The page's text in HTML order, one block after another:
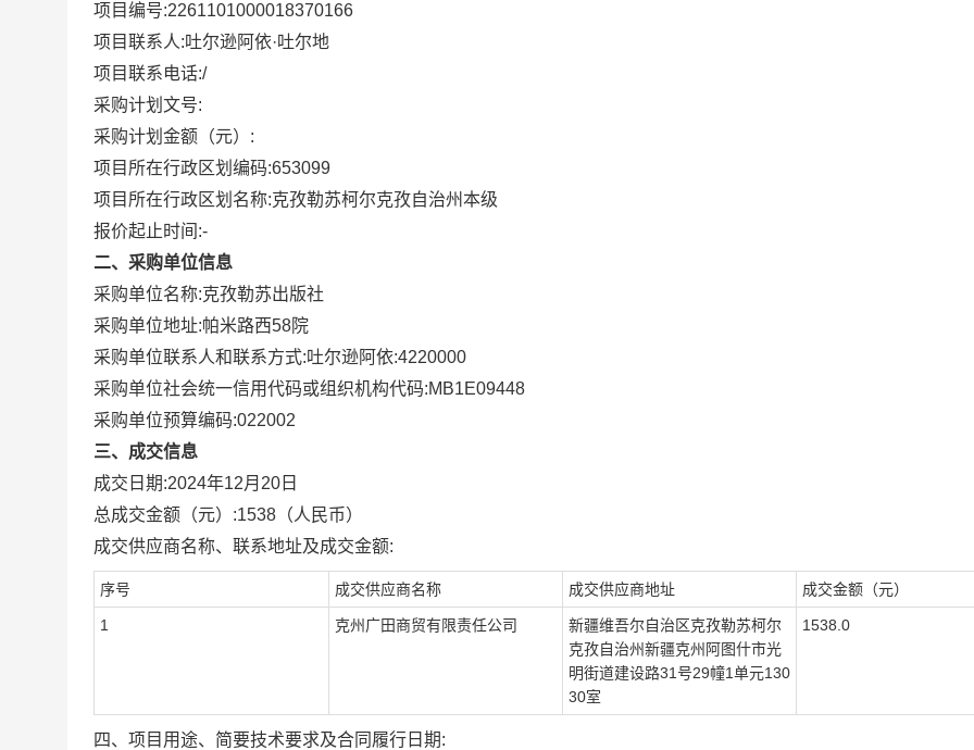
项目编号:2261101000018370166
项目联系人:吐尔逊阿依·吐尔地
项目联系电话:/
采购计划文号:
采购计划金额（元）:
项目所在行政区划编码:653099
项目所在行政区划名称:克孜勒苏柯尔克孜自治州本级
报价起止时间:-
二、采购单位信息
采购单位名称:克孜勒苏出版社
采购单位地址:帕米路西58院
采购单位联系人和联系方式:吐尔逊阿依:4220000
采购单位社会统一信用代码或组织机构代码:MB1E09448
采购单位预算编码:022002
三、成交信息
成交日期:2024年12月20日
总成交金额（元）:1538 （人民币）
成交供应商名称、联系地址及成交金额:
序号 成交供应商名称 成交供应商地址 成交金额（元）
1 克州广田商贸有限责任公司
新疆维吾尔自治区克孜勒苏柯尔
克孜自治州新疆克州阿图什市光
明街道建设路31号29幢1单元130
30室
1538.0
四、项目用途、简要技术要求及合同履行日期: